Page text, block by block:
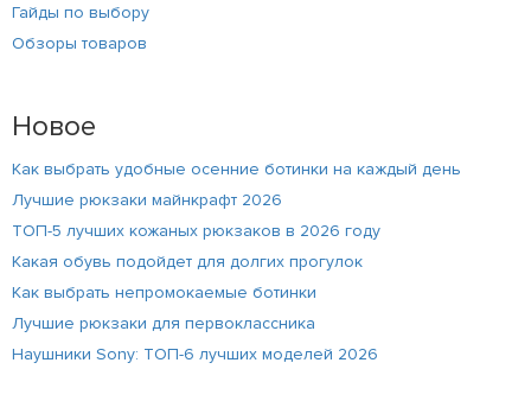
Гайды по выбору
Обзоры товаров
Новое
Как выбрать удобные осенние ботинки на каждый день
Лучшие рюкзаки майнкрафт 2026
ТОП-5 лучших кожаных рюкзаков в 2026 году
Какая обувь подойдет для долгих прогулок
Как выбрать непромокаемые ботинки
Лучшие рюкзаки для первоклассника
Наушники Sony: ТОП-6 лучших моделей 2026